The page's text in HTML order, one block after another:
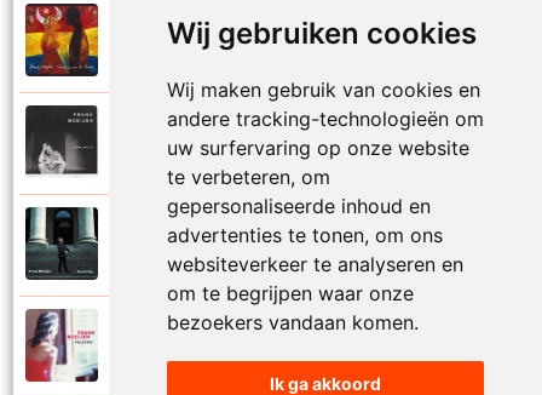
Wij gebruiken cookies
Wij maken gebruik van cookies en
andere tracking-technologieën om
uw surfervaring op onze website
te verbeteren, om
gepersonaliseerde inhoud en
advertenties te tonen, om ons
websiteverkeer te analyseren en
om te begrijpen waar onze
bezoekers vandaan komen.
Ik ga akkoord
Frank Boeijen
Frank Boeijen
Onschuld
Frank Boeijen
Op een dag
Frank Boeijen
Op het terras